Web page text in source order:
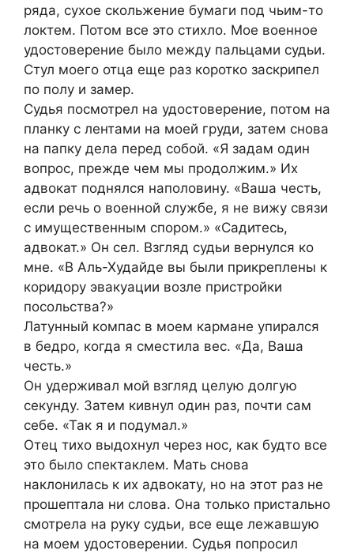
ряда, сухое скольжение бумаги под чьим-то
локтем. Потом все это стихло. Мое военное
удостоверение было между пальцами судьи.
Стул моего отца еще раз коротко заскрипел
по полу и замер.
Судья посмотрел на удостоверение, потом на
планку с лентами на моей груди, затем снова
на папку дела перед собой. «Я задам один
вопрос, прежде чем мы продолжим.» Их
адвокат поднялся наполовину. «Ваша честь,
если речь о военной службе, я не вижу связи
с имущественным спором.» «Садитесь,
адвокат.» Он сел. Взгляд судьи вернулся ко
мне. «В Аль-Худайде вы были прикреплены к
коридору эвакуации возле пристройки
посольства?»
Латунный компас в моем кармане упирался
в бедро, когда я сместила вес. «Да, Ваша
честь.»
Он удерживал мой взгляд целую долгую
секунду. Затем кивнул один раз, почти сам
себе. «Так я и подумал.»
Отец тихо выдохнул через нос, как будто все
это было спектаклем. Мать снова
наклонилась к их адвокату, но на этот раз не
прошептала ни слова. Она только пристально
смотрела на руку судьи, все еще лежавшую
на моем удостоверении. Судья попросил